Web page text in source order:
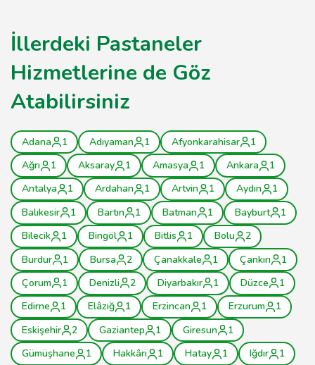
İllerdeki Pastaneler
Hizmetlerine de Göz
Atabilirsiniz
Adana 1 Adıyaman 1 Afyonkarahisar
1
Ağrı
1 Aksaray 1 Amasya 1 Ankara
1
Antalya
1 Ardahan 1 Artvin 1 Aydın
1
Balıkesir
1 Bartın 1 Batman 1 Bayburt
1
Bilecik
1 Bingöl 1 Bitlis 1 Bolu
2
Burdur
1 Bursa 2 Çanakkale 1 Çankırı
1
Çorum
1 Denizli 2 Diyarbakır 1 Düzce
1
Edirne
1 Elâzığ 1 Erzincan 1 Erzurum
1
Eskişehir
2 Gaziantep 1 Giresun
1
Gümüşhane
1 Hakkâri 1 Hatay 1 Iğdır
1